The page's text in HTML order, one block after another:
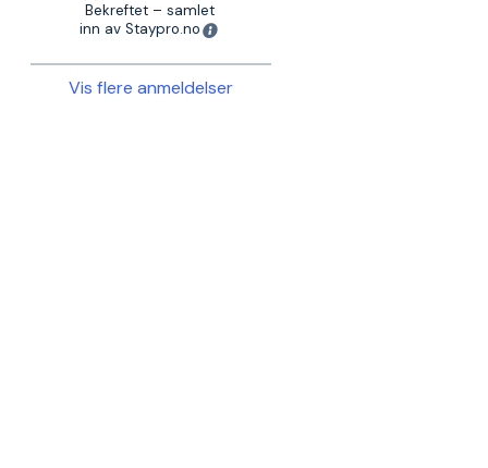
Bekreftet – samlet
inn av Staypro.no
Vis flere anmeldelser